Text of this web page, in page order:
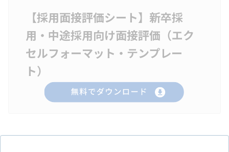
【採用面接評価シート】新卒採
用・中途採用向け面接評価（エク
セルフォーマット・テンプレー
ト）